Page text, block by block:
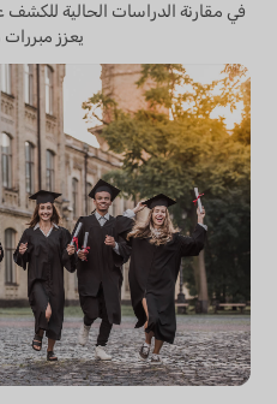
في مقارنة الدراسات الحالية
يعزز